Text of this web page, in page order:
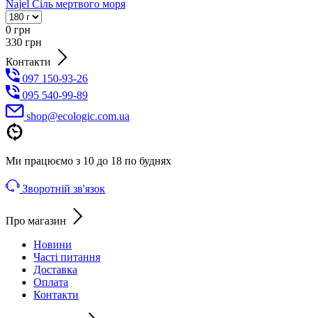
Najel Сіль мертвого моря
0 грн
330 грн
Контакти
097 150-93-26
095 540-99-89
shoр@ecologic.com.ua
Ми працюємо з 10 до 18 по буднях
Зворотній зв'язок
Про магазин
Новини
Часті питання
Доставка
Оплата
Контакти